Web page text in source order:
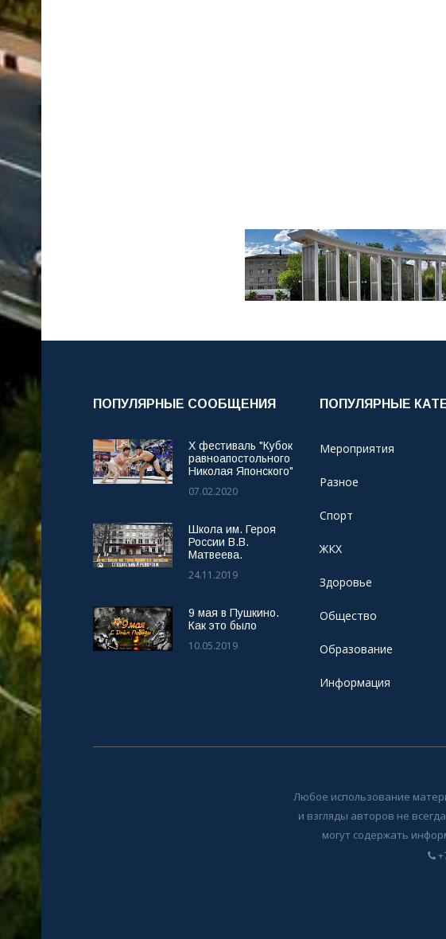
ПОПУЛЯРНЫЕ СООБЩЕНИЯ
X фестиваль "Кубок
равноапостольного
Николая Японского"
07.02.2020
Школа им. Героя
России В.В.
Матвеева.
24.11.2019
9 мая в Пушкино.
Как это было
10.05.2019
ПОПУЛЯРНЫЕ
Мероприятия
Разное
Спорт
ЖКХ
Здоровье
Общество
Образование
Информация
Любое использование
и взгляды авторов не
могут содержать